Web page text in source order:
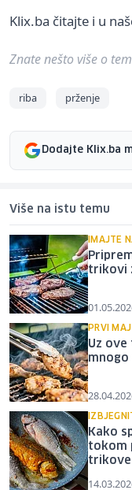
Klix.ba čitajte i u
Znate nešto više o
riba prženje
Dodajte Klix.ba
Više na istu temu
IMAJTE
trikovi
PRVI
Uz
mnogo
Kako
tokom
trikove